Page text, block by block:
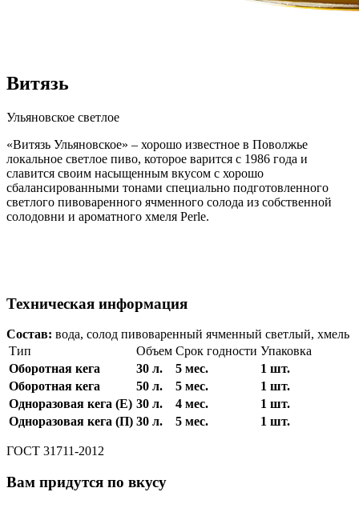
Витязь
Ульяновское светлое
«Витязь Ульяновское» – хорошо известное в Поволжье
локальное светлое пиво, которое варится с 1986 года и
славится своим насыщенным вкусом с хорошо
сбалансированными тонами специально подготовленного
светлого пивоваренного ячменного солода из собственной
солодовни и ароматного хмеля Perle.
Техническая информация
Состав: вода, солод пивоваренный ячменный светлый, хмель
Тип
Объем Срок годности Упаковка
Оборотная кега
30 л. 5 мес.
1 шт.
Оборотная кега
50 л. 5 мес.
1 шт.
Одноразовая кега (Е) 30 л. 4 мес.
1 шт.
Одноразовая кега (П) 30 л. 5 мес. 1 шт.
ГОСТ 31711-2012
Вам придутся по вкусу